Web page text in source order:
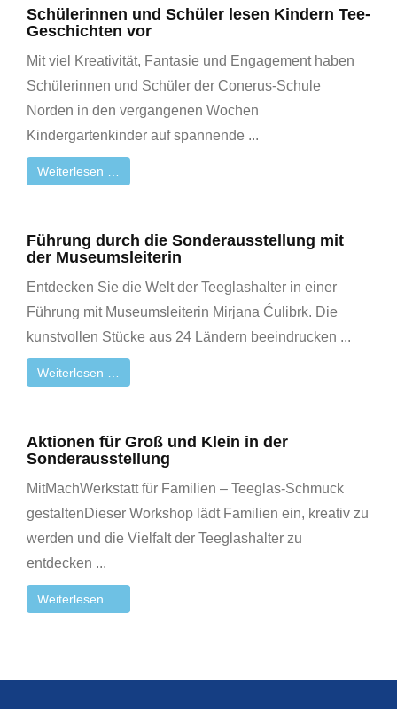
Schülerinnen und Schüler lesen Kindern Tee-
Geschichten vor
Mit viel Kreativität, Fantasie und Engagement haben
Schülerinnen und Schüler der Conerus-Schule
Norden in den vergangenen Wochen
Kindergartenkinder auf spannende ...
Weiterlesen …
Führung durch die Sonderausstellung mit
der Museumsleiterin
Entdecken Sie die Welt der Teeglashalter in einer
Führung mit Museumsleiterin Mirjana Ćulibrk. Die
kunstvollen Stücke aus 24 Ländern beeindrucken ...
Weiterlesen …
Aktionen für Groß und Klein in der
Sonderausstellung
MitMachWerkstatt für Familien – Teeglas-Schmuck
gestaltenDieser Workshop lädt Familien ein, kreativ zu
werden und die Vielfalt der Teeglashalter zu
entdecken ...
Weiterlesen …